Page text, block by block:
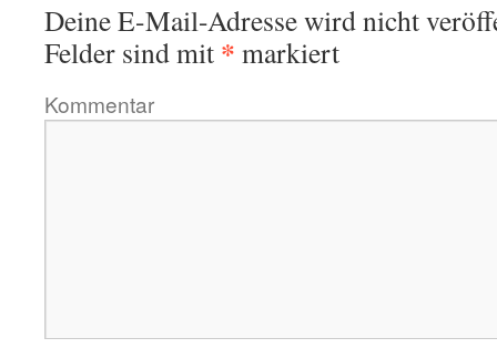
Deine E-Mail-Adresse wird nicht
Felder sind mit * markiert
Kommentar